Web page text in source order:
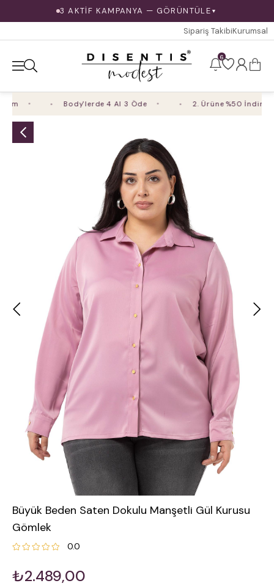
3 AKTİF KAMPANYA — GÖRÜNTÜLE ▼
Sipariş TakibiKurumsal
6
Body'lerde 4 Al 3 Öde 2. Ürüne %50 İndirim
Büyük Beden Saten Dokulu Manşetli Gül Kurusu
Gömlek
0.0
₺2.489,00